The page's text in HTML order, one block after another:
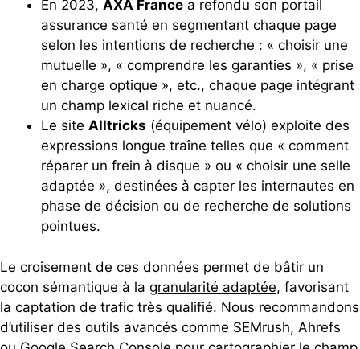
En 2023, AXA France a refondu son portail
assurance santé en segmentant chaque page
selon les intentions de recherche : « choisir une
mutuelle », « comprendre les garanties », « prise
en charge optique », etc., chaque page intégrant
un champ lexical riche et nuancé.
Le site Alltricks (équipement vélo) exploite des
expressions longue traîne telles que « comment
réparer un frein à disque » ou « choisir une selle
adaptée », destinées à capter les internautes en
phase de décision ou de recherche de solutions
pointues.
Le croisement de ces données permet de bâtir un
cocon sémantique à la granularité adaptée, favorisant
la captation de trafic très qualifié. Nous recommandons
d’utiliser des outils avancés comme SEMrush, Ahrefs